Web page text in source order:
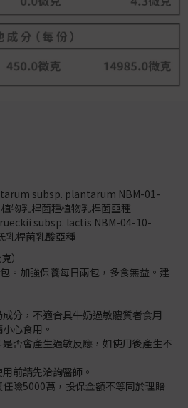
subsp. plantarum NBM-01-
物乳桿菌種植物乳桿菌亞種
subsp. lactis NBM-04-10-
乳桿菌乳酸亞種
）
。加強保養每日兩包，多食無益。建
分，不適合具牛奶過敏體質者食用
心食用。
否會產生過敏反應，如使用後產生不
前請先洽詢醫師。
險5000萬，投保金額不等同於理賠